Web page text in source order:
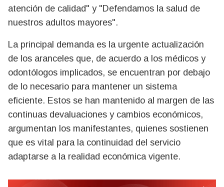
atención de calidad" y "Defendamos la salud de
nuestros adultos mayores".
La principal demanda es la urgente actualización
de los aranceles que, de acuerdo a los médicos y
odontólogos implicados, se encuentran por debajo
de lo necesario para mantener un sistema
eficiente. Estos se han mantenido al margen de las
continuas devaluaciones y cambios económicos,
argumentan los manifestantes, quienes sostienen
que es vital para la continuidad del servicio
adaptarse a la realidad económica vigente.